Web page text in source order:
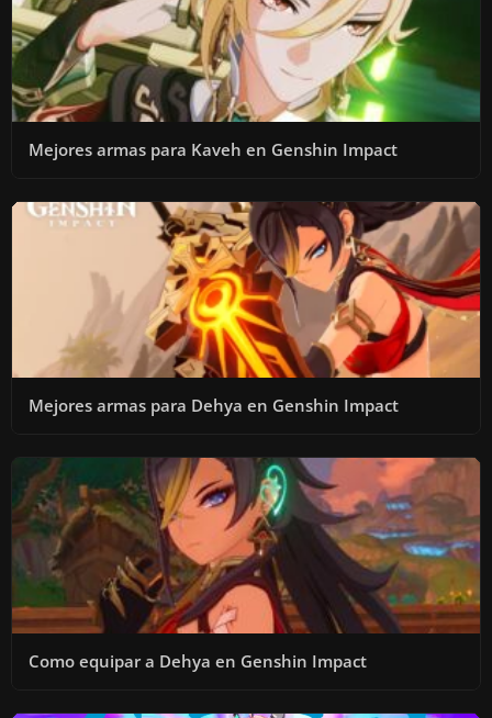
Mejores armas para Kaveh en Genshin Impact
Mejores armas para Dehya en Genshin Impact
Como equipar a Dehya en Genshin Impact